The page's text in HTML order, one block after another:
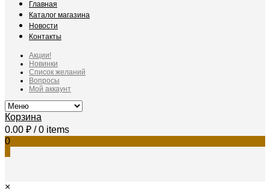
Главная
Каталог магазина
Новости
Контакты
Акции!
Новинки
Список желаний
Вопросы
Мой аккаунт
Корзина
0.00 ₽ / 0 items
0
×